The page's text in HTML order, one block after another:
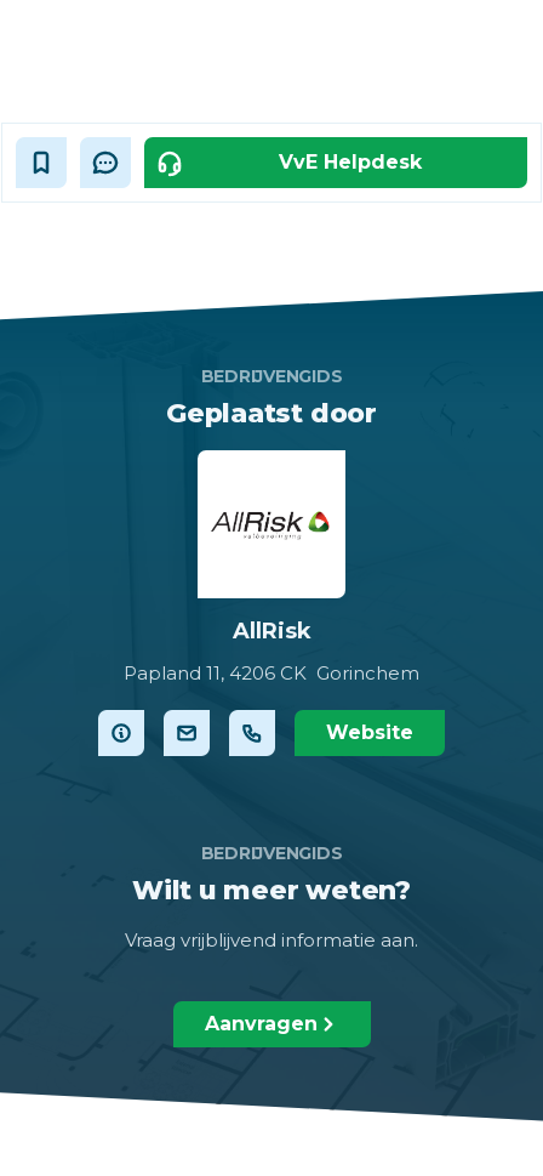
VvE Helpdesk
BEDRIJVENGIDS
Geplaatst door
AllRisk
Papland 11, 4206 CK Gorinchem
Website
BEDRIJVENGIDS
Wilt u meer weten?
Vraag vrijblijvend informatie aan.
Aanvragen